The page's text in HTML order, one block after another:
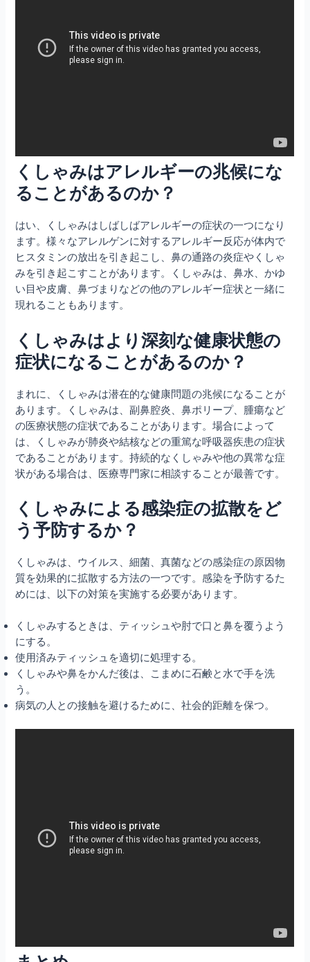
くしゃみはアレルギーの兆候にな
ることがあるのか？
はい、くしゃみはしばしばアレルギーの症状の一つになり
ます。様々なアレルゲンに対するアレルギー反応が体内で
ヒスタミンの放出を引き起こし、鼻の通路の炎症やくしゃ
みを引き起こすことがあります。くしゃみは、鼻水、かゆ
い目や皮膚、鼻づまりなどの他のアレルギー症状と一緒に
現れることもあります。
くしゃみはより深刻な健康状態の
症状になることがあるのか？
まれに、くしゃみは潜在的な健康問題の兆候になることが
あります。くしゃみは、副鼻腔炎、鼻ポリープ、腫瘍など
の医療状態の症状であることがあります。場合によって
は、くしゃみが肺炎や結核などの重篤な呼吸器疾患の症状
であることがあります。持続的なくしゃみや他の異常な症
状がある場合は、医療専門家に相談することが最善です。
くしゃみによる感染症の拡散をど
う予防するか？
くしゃみは、ウイルス、細菌、真菌などの感染症の原因物
質を効果的に拡散する方法の一つです。感染を予防するた
めには、以下の対策を実施する必要があります。
くしゃみするときは、ティッシュや肘で口と鼻を覆うよう
にする。
使用済みティッシュを適切に処理する。
くしゃみや鼻をかんだ後は、こまめに石鹸と水で手を洗
う。
病気の人との接触を避けるために、社会的距離を保つ。